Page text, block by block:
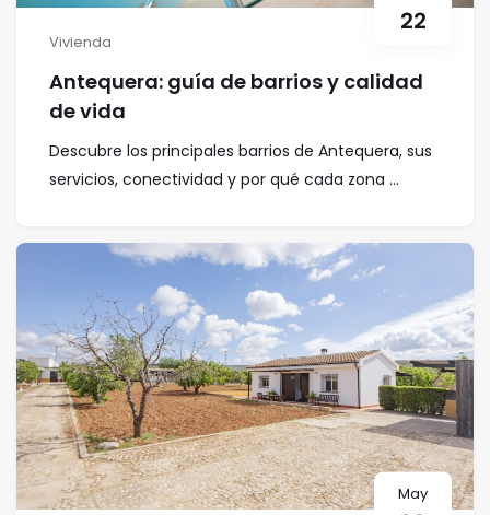
22
Vivienda
Antequera: guía de barrios y calidad
de vida
Descubre los principales barrios de Antequera, sus
servicios, conectividad y por qué cada zona ...
May